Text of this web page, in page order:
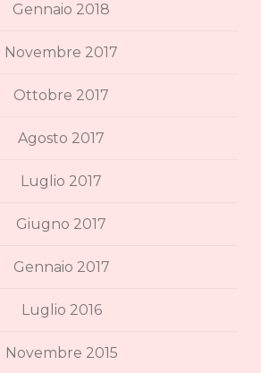
Gennaio 2018
Novembre 2017
Ottobre 2017
Agosto 2017
Luglio 2017
Giugno 2017
Gennaio 2017
Luglio 2016
Novembre 2015